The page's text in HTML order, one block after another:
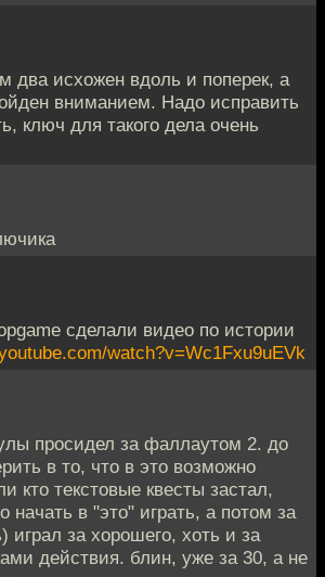
два исхожен вдоль и поперек, а
вниманием. Надо исправить
ключ для такого дела очень
сделали видео по истории
watch?v=Wc1Fxu9uEVk
просидел за фаллаутом 2. до
в то, что в это возможно
кто текстовые квесты застал,
начать в "это" играть, а потом за
за хорошего, хоть и за
действия. блин, уже за 30, а не